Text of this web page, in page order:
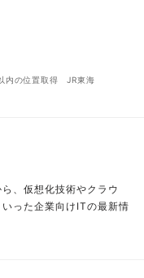
内の位置取得 JR東海
、仮想化技術やクラウ
った企業向けITの最新情